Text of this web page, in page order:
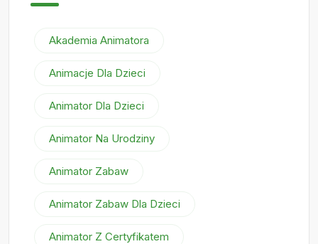
Akademia Animatora
Animacje Dla Dzieci
Animator Dla Dzieci
Animator Na Urodziny
Animator Zabaw
Animator Zabaw Dla Dzieci
Animator Z Certyfikatem